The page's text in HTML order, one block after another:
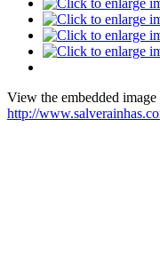
View the embedded
http://